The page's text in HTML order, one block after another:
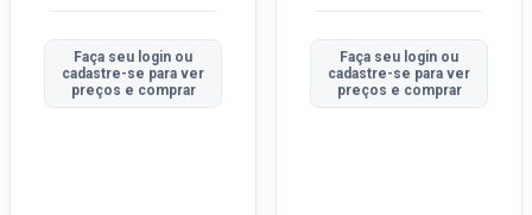
Faça seu login ou
cadastre-se para ver
preços e comprar
Faça seu login ou
cadastre-se para ver
preços e comprar